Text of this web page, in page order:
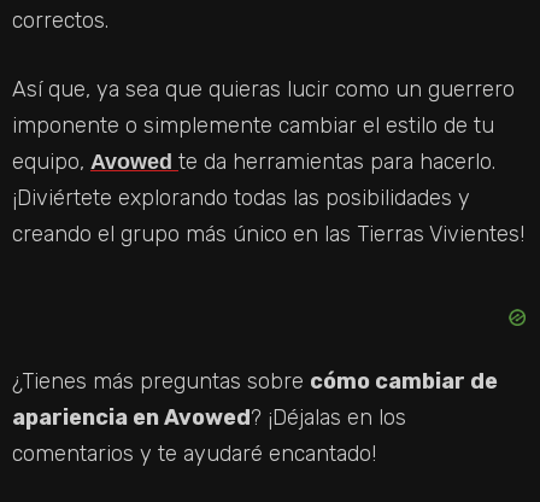
correctos.
Así que, ya sea que quieras lucir como un guerrero
imponente o simplemente cambiar el estilo de tu
equipo, Avowed te da herramientas para hacerlo.
¡Diviértete explorando todas las posibilidades y
creando el grupo más único en las Tierras Vivientes!
¿Tienes más preguntas sobre cómo cambiar de
apariencia en Avowed? ¡Déjalas en los
comentarios y te ayudaré encantado!